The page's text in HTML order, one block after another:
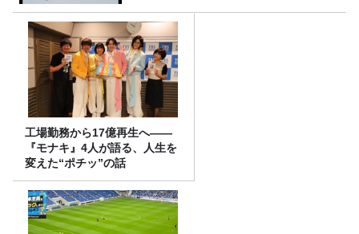
工場勤務から17億再生へ——
『モナキ』4人が語る、人生を
変えた“ポチッ”の話